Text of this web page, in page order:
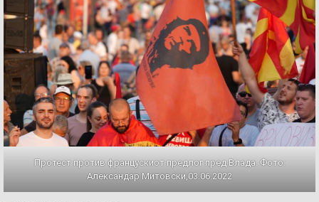
Протест против францускиот предлог пред Влада. Фото:
Александар Митовски,03.06.2022